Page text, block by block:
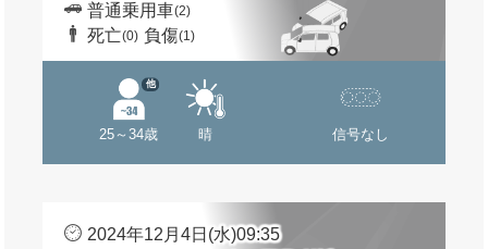
普通乗用車(2)
死亡(0) 負傷(1)
25～34歳
他
晴 信号なし
2024年12月4日(水)09:35